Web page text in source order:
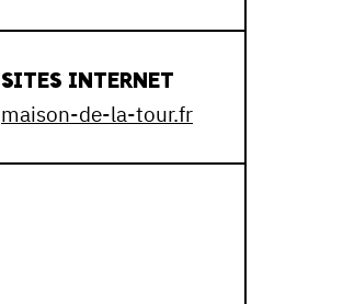
SITES INTERNET
maison-de-la-tour.fr